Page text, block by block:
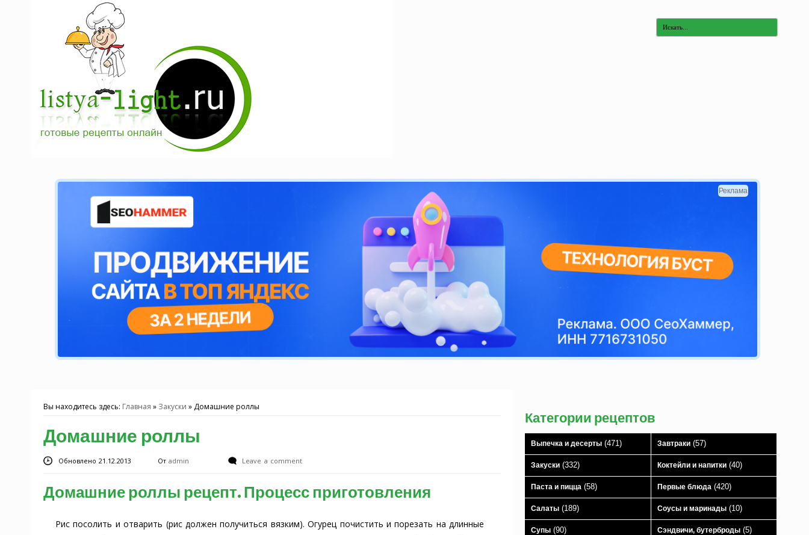
Реклама
Вы находитесь здесь: Главная » Закуски » Домашние роллы
Домашние роллы
Обновлено 21.12.2013 Отadmin Leave a comment
Домашние роллы рецепт. Процесс приготовления
Рис посолить и отварить (рис должен получиться вязким). Огурец почистить и порезать на длинные
Категории рецептов
Выпечка и десерты (471) Завтраки(57)
Закуски (332) Коктейли и напитки(40)
Паста и пицца (58) Первые блюда (420)
Салаты (189) Соусы и маринады(10)
Супы (90) Сэндвичи, бутерброды(5)